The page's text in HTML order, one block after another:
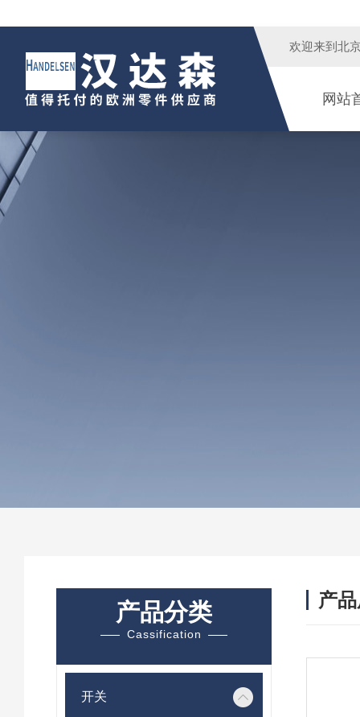
欢迎来到 北
网站
产品分类
Cassification
开关
产